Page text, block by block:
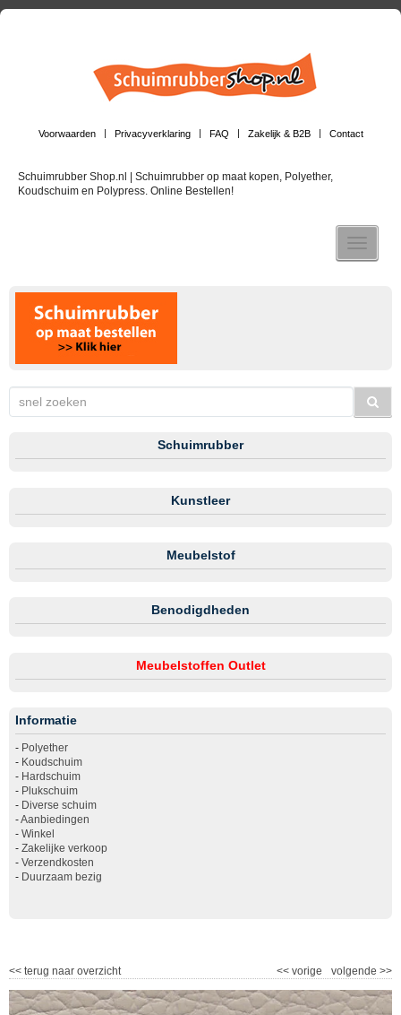
Voorwaarden Privacyverklaring FAQ Zakelijk & B2B Contact
Schuimrubber Shop.nl | Schuimrubber op maat kopen, Polyether,
Koudschuim en Polypress. Online Bestellen!
Toggle
Schuimrubber
Kunstleer
Meubelstof
Benodigdheden
Meubelstoffen Outlet
Informatie
- Polyether
- Koudschuim
- Hardschuim
- Plukschuim
- Diverse schuim
-Aanbiedingen
- Winkel
- Zakelijke verkoop
- Verzendkosten
- Duurzaam bezig
<< terug naar overzicht volgende >>
<< vorige